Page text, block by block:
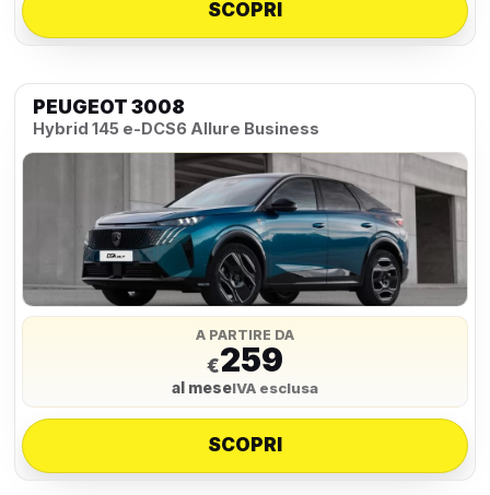
SCOPRI
PEUGEOT 3008
Hybrid 145 e-DCS6 Allure Business
A PARTIRE DA
€259
al meseIVA esclusa
SCOPRI